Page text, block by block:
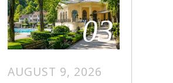
03
AUGUST 9, 2026